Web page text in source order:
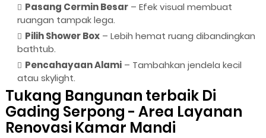
Pasang Cermin Besar– Efek visual membuat
ruangan tampak lega.
Pilih Shower Box– Lebih hemat ruang dibandingkan
bathtub.
Pencahayaan Alami– Tambahkan jendela kecil
atau skylight.
Tukang Bangunan terbaik Di
Gading Serpong - Area Layanan
Renovasi Kamar Mandi